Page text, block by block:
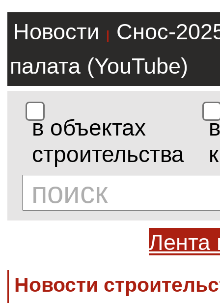
Новости |
Снос-
палата (YouTube)
в объектах
строительства
в
Лента
Новости